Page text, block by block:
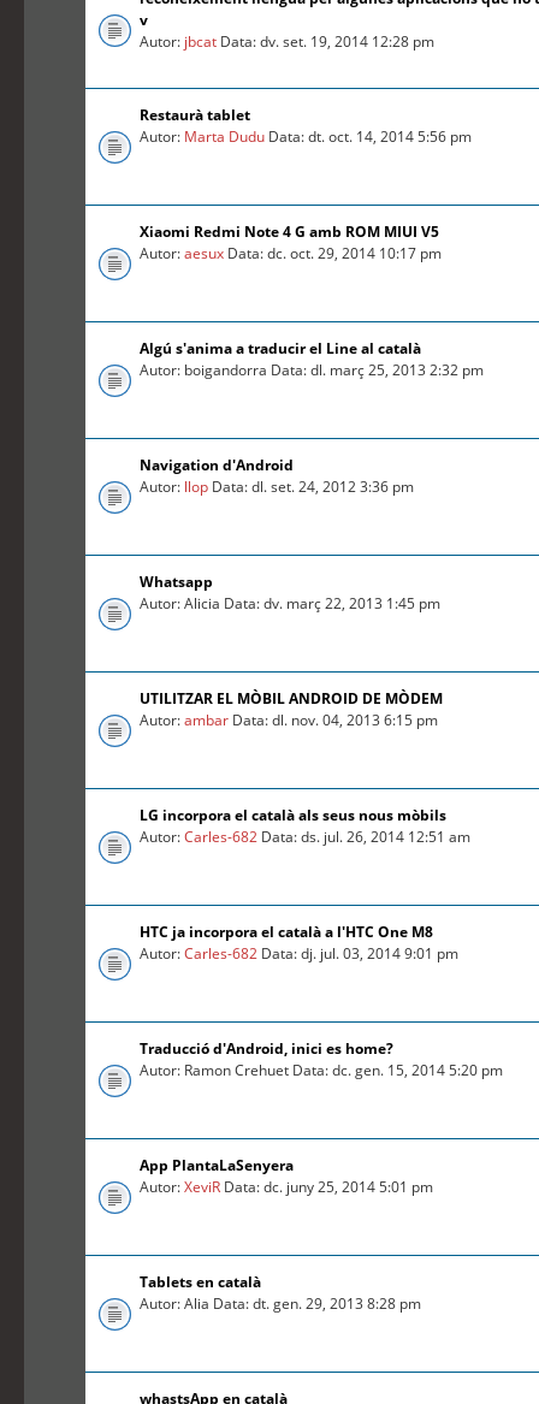
v
Autor: jbcat Data: dv. set. 19, 2014 12:28 pm
Restaurà tablet
Autor: Marta Dudu Data: dt. oct. 14, 2014 5:56 pm
Xiaomi Redmi Note 4 G amb ROM MIUI V5
Autor:aesux Data: dc. oct. 29, 2014 10:17 pm
Algú s'anima a traducir el Line al català
Autor: boigandorra Data: dl. març 25, 2013 2:32 pm
Navigation d'Android
Autor: llop Data: dl. set. 24, 2012 3:36 pm
Whatsapp
Autor: Alicia Data: dv. març 22, 2013 1:45 pm
UTILITZAR EL MÒBIL ANDROID DE MÒDEM
Autor:ambar Data: dl. nov. 04, 2013 6:15 pm
LG incorpora el català als seus nous mòbils
Autor:Carles-682 Data: ds. jul. 26, 2014 12:51 am
HTC ja incorpora el català a l'HTC One M8
Autor:Carles-682 Data: dj. jul. 03, 2014 9:01 pm
Traducció d'Android, inici es home?
Autor: Ramon Crehuet Data: dc. gen. 15, 2014 5:20 pm
App PlantaLaSenyera
Autor:XeviR Data: dc. juny 25, 2014 5:01 pm
Tablets en català
Autor: Alia Data: dt. gen. 29, 2013 8:28 pm
whastsApp en català